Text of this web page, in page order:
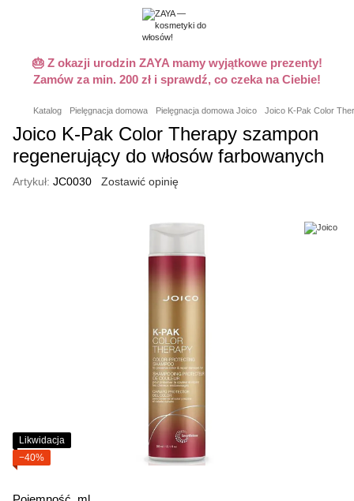
🎂 Z okazji urodzin ZAYA mamy wyjątkowe prezenty!
Zamów za min. 200 zł i sprawdź, co czeka na Ciebie!
Katalog Pielęgnacja domowa Pielęgnacja domowa Joico Joico K-Pak Color
Joico K-Pak Color Therapy szampon
regenerujący do włosów farbowanych
Artykuł: JC0030 Zostawić opinię
Likwidacja
−40%